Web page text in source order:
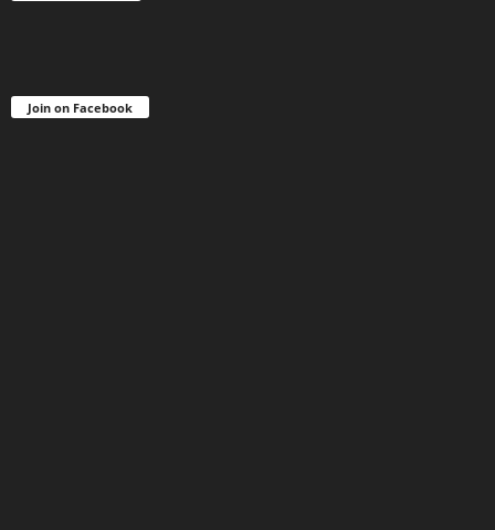
Join on Facebook